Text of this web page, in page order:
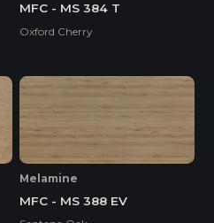
MFC - MS 384 T
Oxford Cherry
Melamine
MFC - MS 388 EV